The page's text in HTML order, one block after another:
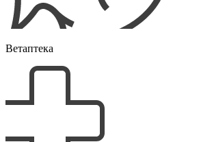
Ветаптека